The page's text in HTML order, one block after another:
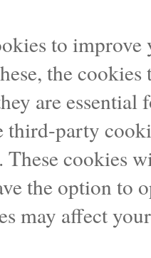
to
the cookies
are
third-party
These cookies
the option
may affect